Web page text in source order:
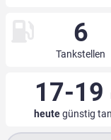
6
Tankstellen
17-19
heutegünstig